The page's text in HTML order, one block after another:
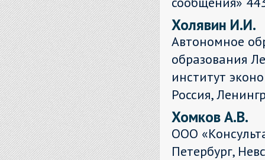
Холявин И.И.
Автономное
образования
институт
Россия,
Хомков А.В.
ООО
Петербург,